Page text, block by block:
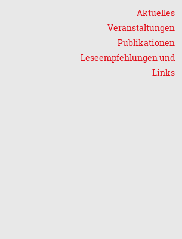
Aktuelles
Veranstaltungen
Publikationen
Leseempfehlungen und
Links